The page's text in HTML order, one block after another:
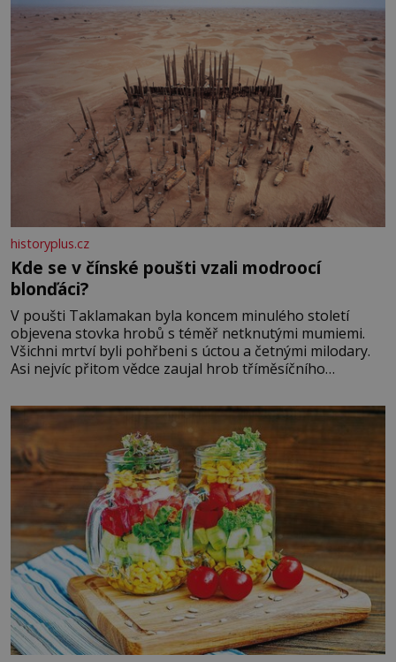
historyplus.cz
Kde se v čínské poušti vzali modroocí
blonďáci?
V poušti Taklamakan byla koncem minulého století
objevena stovka hrobů s téměř netknutými mumiemi.
Všichni mrtví byli pohřbeni s úctou a četnými milodary.
Asi nejvíc přitom vědce zaujal hrob tříměsíčního
blonďaté vlásky. Fakt, že jsou těla dávných lidí nesmírně
dobře zachovalá, přičítají odborníci zdejším klimatickým
podmínkám. Sucho, prosolené písky a extrémně